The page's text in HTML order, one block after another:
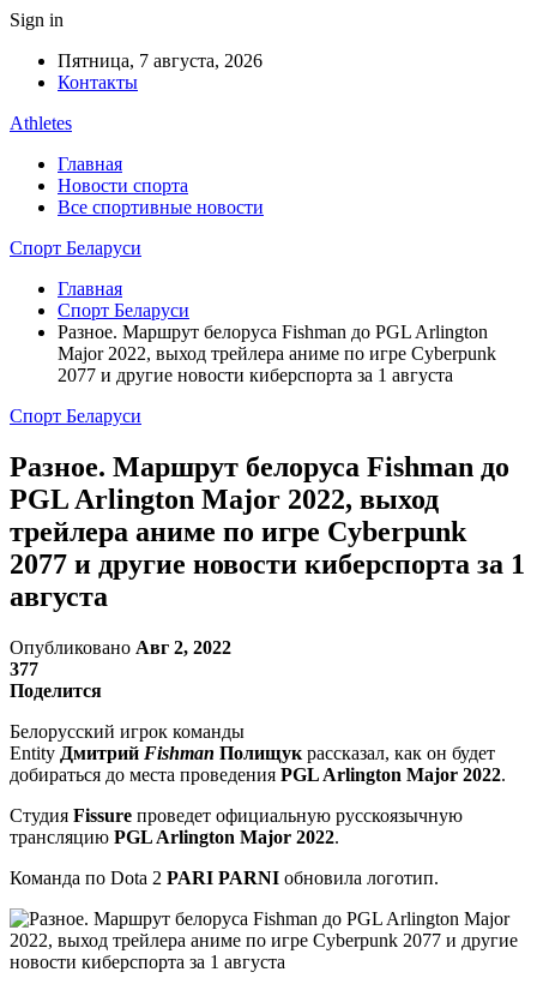
Sign in
Пятница, 7 августа, 2026
Контакты
Athletes
Главная
Новости спорта
Все спортивные новости
Спорт Беларуси
Главная
Спорт Беларуси
Разное. Маршрут белоруса Fishman до PGL Arlington
Major 2022, выход трейлера аниме по игре Cyberpunk
2077 и другие новости киберспорта за 1 августа
Спорт Беларуси
Разное. Маршрут белоруса Fishman до
PGL Arlington Major 2022, выход
трейлера аниме по игре Cyberpunk
2077 и другие новости киберспорта за 1
августа
Опубликовано Авг 2, 2022
377
Поделится
Белорусский игрок команды
Entity Дмитрий Fishman Полищук рассказал, как он будет
добираться до места проведения PGL Arlington Major 2022.
Студия Fissure проведет официальную русскоязычную
трансляцию PGL Arlington Major 2022.
Команда по Dota 2 PARI PARNI обновила логотип.